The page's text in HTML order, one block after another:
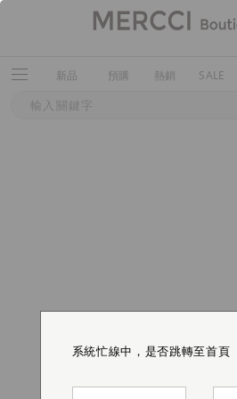
新品 預購 熱銷 SALE
系統忙線中，是否跳轉至首頁
系統忙線中，是否跳轉至首頁
系統忙線中，是否跳轉至首頁
系統忙線中，是否跳轉至首頁
系統忙線中，是否跳轉至首頁